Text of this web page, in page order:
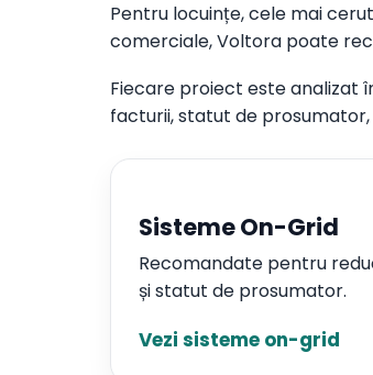
Pentru locuințe, cele mai
comerciale, Voltora poate
Fiecare proiect este analizat
facturii, statut de
Sisteme On-Grid
Recomandate pentru
și statut de prosumator.
Vezi sisteme on-grid